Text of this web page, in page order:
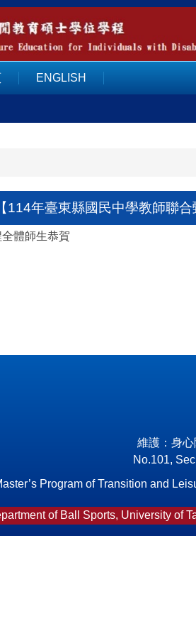
ENGLISH
年臺東縣國民中學教師聯
體師生恭賀
維護：身
No.101,
Program of Transition and
of Ball Sports, University of